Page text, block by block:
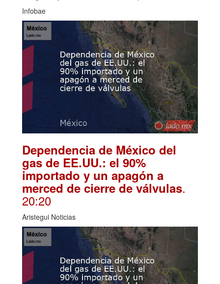
Infobae
Dependencia de México del
gas de EE.UU.: el 90%
importado y un apagón a
merced de cierre de válvulas.
20:20
Aristegui Noticias